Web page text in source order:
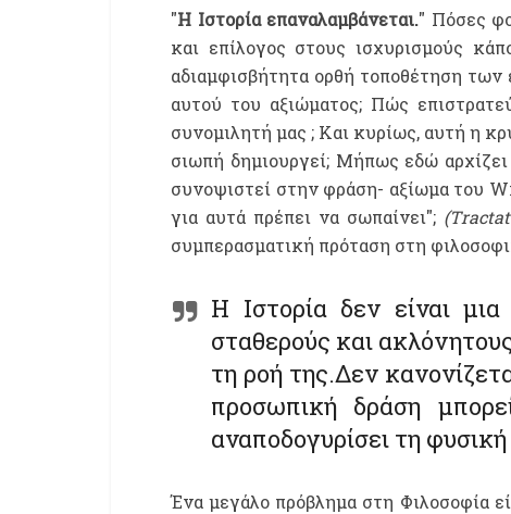
"Η Ιστορία επαναλαμβάνεται." Πόσες
και επίλογος στους ισχυρισμούς
αδιαμφισβήτητα ορθή τοποθέτηση
αυτού του αξιώματος; Πώς
συνομιλητή μας ; Και κυρίως, αυτή η
σιωπή δημιουργεί; Μήπως εδώ
συνοψιστεί στην φράση- αξίωμα του
για αυτά πρέπει να σωπαίνει"; (Τ
συμπερασματική πρόταση στη
Η Ιστορία δεν είναι
σταθερούς και
τη ροή της.Δεν
προσωπική δράση
αναποδογυρίσει τη
Ένα μεγάλο πρόβλημα στη Φιλοσοφία